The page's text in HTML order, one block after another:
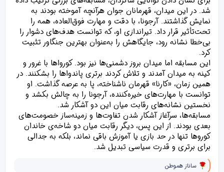
]
:
شد. در این میدان، قهرمانان جوان هرآنچه آموخته بودند به
نمایش گذاشتند. آرجونا، با دقت و مهارت فوق‌العاده، همه را
تحت‌تأثیر قرار داد. تیراندازی او، که توانست هدف‌های دشوار را
بی‌خطا نشانه رود، جایگاهش را به‌عنوان بهترین جنگاور تثبیت
کرد.
این مسابقه اما میدان بروز دشمنی‌ها نیز بود. کورواها با غرور و
کینه به میدان آمدند و تلاش کردند برتری پاندواها را بشکنند. در
همین زمان، «کارنا» قهرمان ناشناخته، پا به عرصه گذاشت. او
توانست با مهارت‌های خیره‌کننده، آرجونا را به چالش بکشد و
نخستین نشانه‌های رقابت میان این دو آشکار شد.
مسابقه‌ها، سرآغاز آشکار شدن تفاوت‌ها و زمینه‌ساز خصومت‌های
بعدی بودند. از این پس، دیگر رقابت میان دو شاخه‌ی خاندان
کوروها تنها در حد بازی یا آموزش باقی نماند، بلکه به جدالی
برای برتری و قدرت سیاسی تبدیل شد.
و
ساناز هموطن